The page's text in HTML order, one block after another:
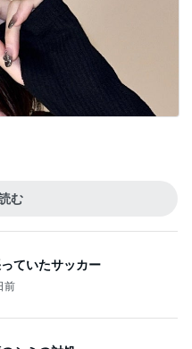
む
ていたサッカー
前
間前
ら出たドブ水
間前